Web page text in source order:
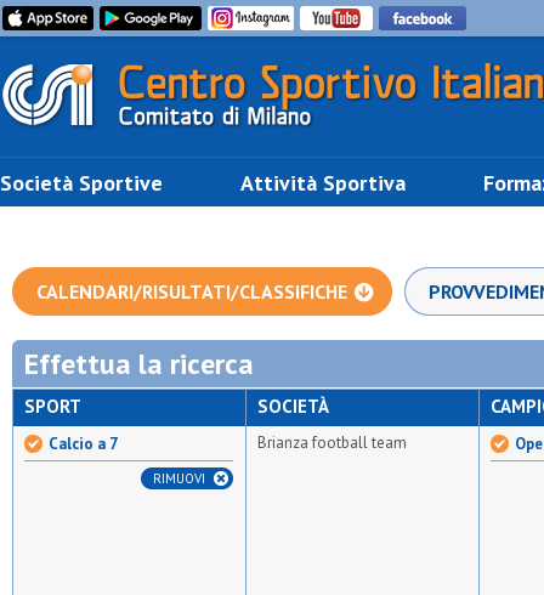
Società Sportive Attività Sportiva
CALENDARI/RISULTATI/CLASSIFICHE
Effettua la ricerca
SPORT
Calcio a 7
RIMUOVI
SOCIETÀ
Brianza football team